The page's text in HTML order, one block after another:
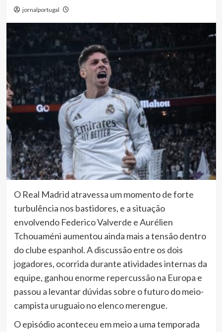
jornalportugal
O Real Madrid atravessa um momento de forte
turbulência nos bastidores, e a situação
envolvendo Federico Valverde e Aurélien
Tchouaméni aumentou ainda mais a tensão dentro
do clube espanhol. A discussão entre os dois
jogadores, ocorrida durante atividades internas da
equipe, ganhou enorme repercussão na Europa e
passou a levantar dúvidas sobre o futuro do meio-
campista uruguaio no elenco merengue.
O episódio aconteceu em meio a uma temporada